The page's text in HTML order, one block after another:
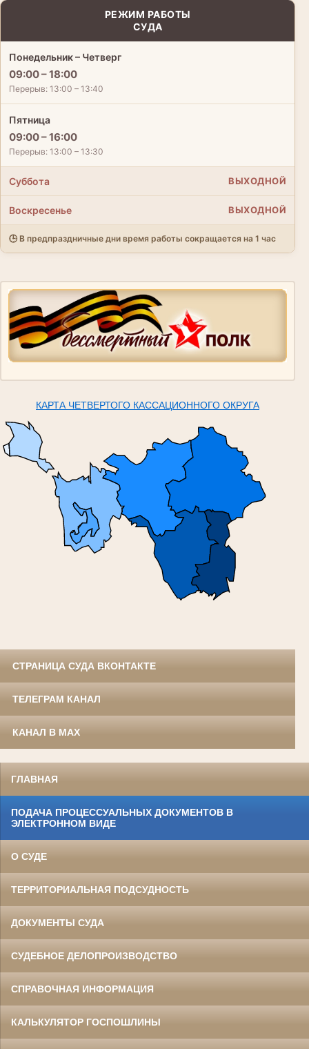
РЕЖИМ РАБОТЫ
СУДА
Понедельник – Четверг
09:00 – 18:00
Перерыв: 13:00 – 13:40
Пятница
09:00 – 16:00
Перерыв: 13:00 – 13:30
Суббота ВЫХОДНОЙ
Воскресенье ВЫХОДНОЙ
🕒 В предпраздничные дни время работы сокращается на 1 час
КАРТА ЧЕТВЕРТОГО КАССАЦИОННОГО ОКРУГА
СТРАНИЦА СУДА ВКОНТАКТЕ
ТЕЛЕГРАМ КАНАЛ
КАНАЛ В MAX
ГЛАВНАЯ
ПОДАЧА ПРОЦЕССУАЛЬНЫХ ДОКУМЕНТОВ В
ЭЛЕКТРОННОМ ВИДЕ
О СУДЕ
ТЕРРИТОРИАЛЬНАЯ ПОДСУДНОСТЬ
ДОКУМЕНТЫ СУДА
СУДЕБНОЕ ДЕЛОПРОИЗВОДСТВО
СПРАВОЧНАЯ ИНФОРМАЦИЯ
КАЛЬКУЛЯТОР ГОСПОШЛИНЫ